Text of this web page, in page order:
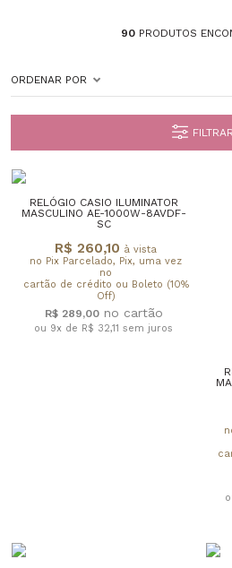
90 PRODUTOS
ORDENAR POR
FILTRAR
RELÓGIO CASIO ILUMINATOR
MASCULINO AE-1000W-8AVDF-
SC
R$ 260,10 à vista
no Pix Parcelado, Pix, uma vez
no
cartão de crédito ou Boleto (10%
Off)
R$ 289,00
ou 9x de R$ 32,11 sem juros